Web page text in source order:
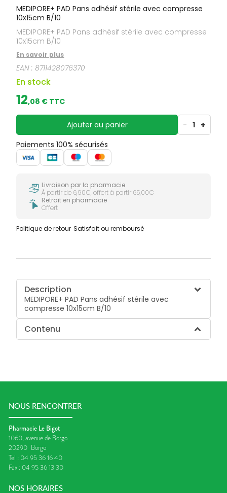
MEDIPORE+ PAD Pans adhésif stérile avec compresse
10x15cm B/10
MEDIPORE+ PAD Pans adhésif stérile avec compresse
10x15cm B/10
En savoir plus
EAN :8711428076370
En stock
12,08 € TTC
Ajouter au panier - 1 +
Paiements 100% sécurisés
Livraison par la pharmacie
À partir de 6,90€, offert à partir 65,00€
Retrait en pharmacie
Offert
Politique de retour Satisfait ou remboursé
Description
MEDIPORE+ PAD Pans adhésif stérile avec
compresse 10x15cm B/10
Contenu
NOUS RENCONTRER
Pharmacie Le Bigot
1060, avenue de Borgo
20290 Borgo
Tel : 04 95 36 16 40
Fax : 04 95 36 13 30
NOS HORAIRES